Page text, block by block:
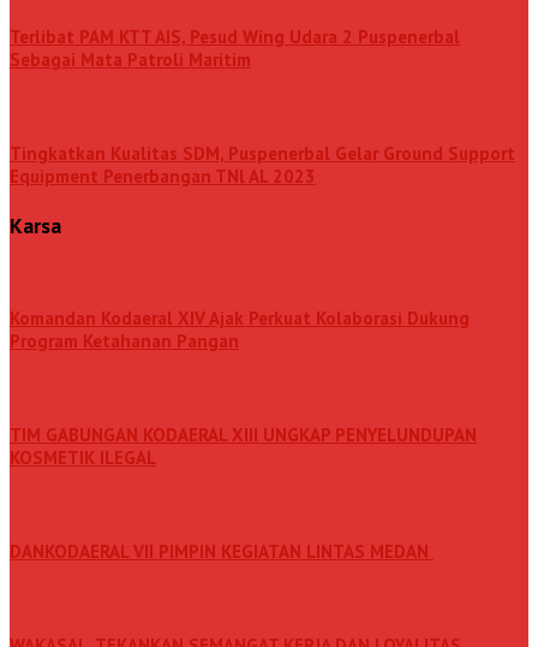
Terlibat PAM KTT AIS, Pesud Wing Udara 2 Puspenerbal
Sebagai Mata Patroli Maritim
Tingkatkan Kualitas SDM, Puspenerbal Gelar Ground Support
Equipment Penerbangan TNl AL 2023
Karsa
Komandan Kodaeral XIV Ajak Perkuat Kolaborasi Dukung
Program Ketahanan Pangan
TIM GABUNGAN KODAERAL XIII UNGKAP PENYELUNDUPAN
KOSMETIK ILEGAL
DANKODAERAL VII PIMPIN KEGIATAN LINTAS MEDAN